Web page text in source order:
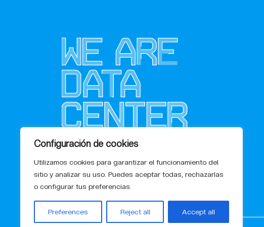
Configuración de cookies
Utilizamos cookies para garantizar el funcionamiento del
sitio y analizar su uso. Puedes aceptar todas, rechazarlas
o configurar tus preferencias.
Preferences Reject all Accept all